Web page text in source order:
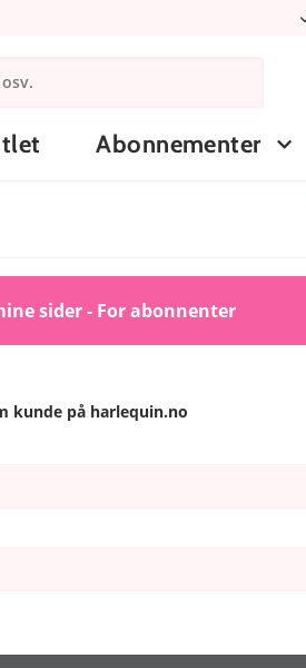
Abonnementer
sider - For abonnenter
kunde på harlequin.no